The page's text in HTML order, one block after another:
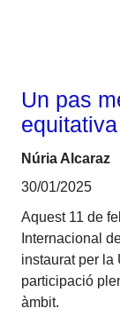
Un pas
Núria Alcaraz
30/01/2025
Aquest 11 de
Internacional
instaurat per la
participació
àmbit.